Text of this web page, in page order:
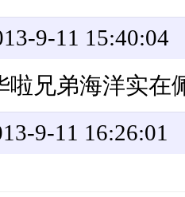
9-11 15:40:04
啦兄弟海洋实在
9-11 16:26:01